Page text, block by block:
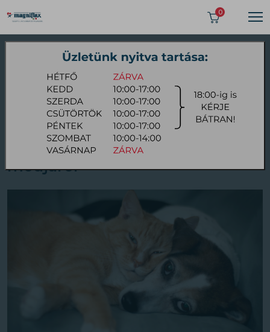
0
2024 FEBRUÁR 12
Öt érdekes tény a kutyák alvási
módjáról